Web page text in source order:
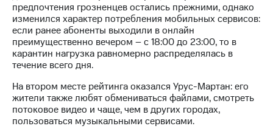
Новости
в
регионе
и акционерам
Корпоративное
управление
Корпоративный
секретарь
Раскрытие
предпочтения грозненцев остались прежними, однако
изменился характер потребления мобильных сервисов:
если ранее абоненты выходили в онлайн
преимущественно вечером – с 18:00 до 23:00, то в
карантин нагрузка равномерно распределялась в
течение всего дня.
На втором месте рейтинга оказался Урус-Мартан: его
жители также любят обмениваться файлами, смотреть
потоковое видео и чаще, чем в других городах,
пользоваться музыкальными сервисами.